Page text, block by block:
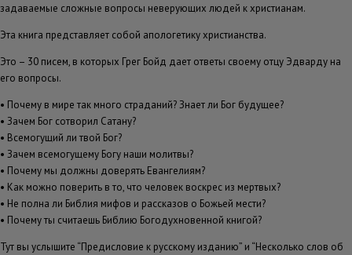
задаваемые сложные вопросы неверующих людей к христианам.
Эта книга представляет собой апологетику христианства.
Это – 30 писем, в которых Грег Бойд дает ответы своему отцу Эдварду на
его вопросы.
• Почему в мире так много страданий? Знает ли Бог будущее?
• Зачем Бог сотворил Сатану?
• Всемогущий ли твой Бог?
• Зачем всемогущему Богу наши молитвы?
• Почему мы должны доверять Евангелиям?
• Как можно поверить в то, что человек воскрес из мертвых?
• Не полна ли Библия мифов и рассказов о Божьей мести?
• Почему ты считаешь Библию Богодухновенной книгой?
Тут вы услышите “Предисловие к русскому изданию” и “Несколько слов об